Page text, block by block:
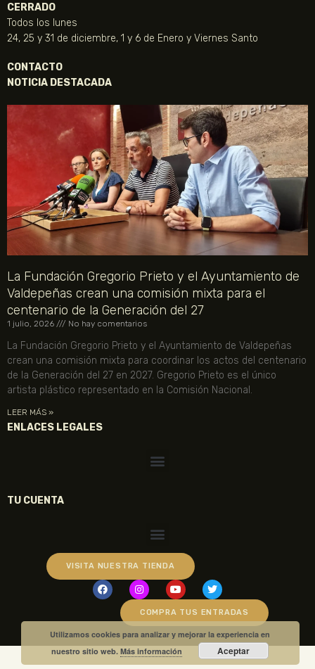
CERRADO
Todos los lunes
24, 25 y 31 de diciembre, 1 y 6 de Enero y Viernes Santo
CONTACTO
NOTICIA DESTACADA
La Fundación Gregorio Prieto y el Ayuntamiento de
Valdepeñas crean una comisión mixta para el
centenario de la Generación del 27
1 julio, 2026 No hay comentarios
La Fundación Gregorio Prieto y el Ayuntamiento de Valdepeñas
crean una comisión mixta para coordinar los actos del centenario
de la Generación del 27 en 2027. Gregorio Prieto es el único
artista plástico representado en la Comisión Nacional.
LEER MÁS »
ENLACES LEGALES
TU CUENTA
VISITA NUESTRA TIENDA
COMPRA TUS ENTRADAS
Utilizamos cookies para analizar y mejorar la experiencia en
nuestro sitio web.Más información Aceptar